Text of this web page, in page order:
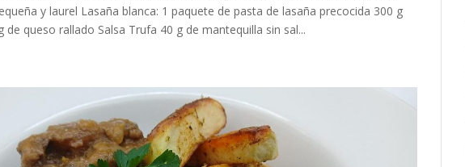
y laurel Lasaña blanca: 1 paquete de pasta de lasaña precocida 300 g
de queso rallado Salsa Trufa 40 g de mantequilla sin sal...